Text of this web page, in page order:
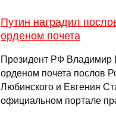
Путин наградил
орденом почета
Президент РФ Владимир
орденом почета послов
Любинского и Евгения
официальном портале